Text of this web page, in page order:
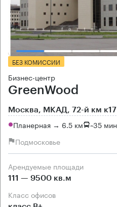
БЕЗ КОМИССИИ
Бизнес-центр
GreenWood
Москва, МКАД, 72-й км к17
Планерная → 6.5 км ~35 мин
Подмосковье
Арендуемые площади
111 — 9500 кв.м
Класс офисов